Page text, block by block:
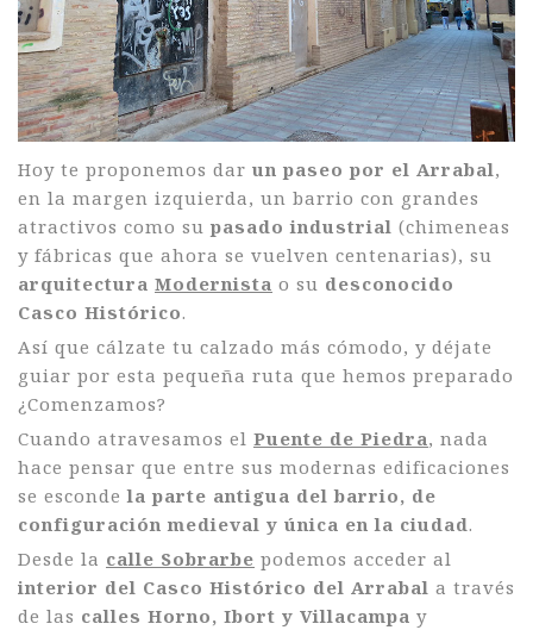
Hoy te proponemos dar un paseo por el Arrabal,
en la margen izquierda, un barrio con grandes
atractivos como su pasado industrial (chimeneas
y fábricas que ahora se vuelven centenarias), su
arquitectura Modernista o su desconocido
Casco Histórico.
Así que cálzate tu calzado más cómodo, y déjate
guiar por esta pequeña ruta que hemos preparado
¿Comenzamos?
Cuando atravesamos el Puente de Piedra, nada
hace pensar que entre sus modernas edificaciones
se esconde la parte antigua del barrio, de
configuración medieval y única en la ciudad.
Desde la calle Sobrarbe podemos acceder al
interior del Casco Histórico del Arrabal a través
de las calles Horno, Ibort y Villacampa y